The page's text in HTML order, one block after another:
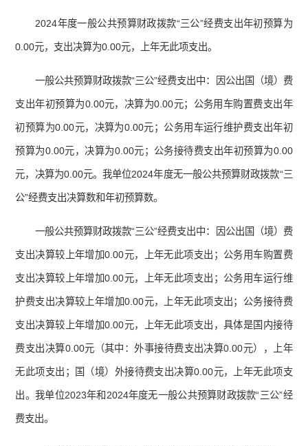
2024年度一般公共预算财政拨款“三公”经费支出年初预算为
0.00元，支出决算为0.00元，上年无此项支出。
一般公共预算财政拨款“三公”经费支出中：因公出国（境）费
支出年初预算为0.00元，决算为0.00元；公务用车购置费支出年
初预算为0.00元，决算为0.00元；公务用车运行维护费支出年初
预算为0.00元，决算为0.00元；公务接待费支出年初预算为0.00
元，决算为0.00元。我单位2024年度无一般公共预算财政拨款“三
公”经费支出决算数和年初预算数。
一般公共预算财政拨款“三公”经费支出中：因公出国（境）费
支出决算较上年增加0.00元，上年无此项支出；公务用车购置费
支出决算较上年增加0.00元，上年无此项支出；公务用车运行维
护费支出决算较上年增加0.00元，上年无此项支出；公务接待费
支出决算较上年增加0.00元，上年无此项支出，具体是国内接待
费支出决算0.00元（其中：外事接待费支出决算0.00元），上年
无此项支出；国（境）外接待费支出决算0.00元，上年无此项支
出。我单位2023年和2024年度无一般公共预算财政拨款“三公”经
费支出。